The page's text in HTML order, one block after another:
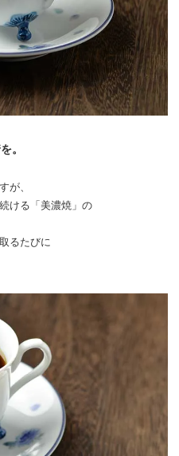
。
が、
ける「美濃焼」の
るたびに